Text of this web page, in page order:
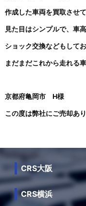
作成した車両を買取させ
見た目はシンプルで、車
ショック交換などもしてお
まだまだこれから走れる車
京都府亀岡市 H様
この度は弊社にご売却あ
CRS大阪
CRS横浜